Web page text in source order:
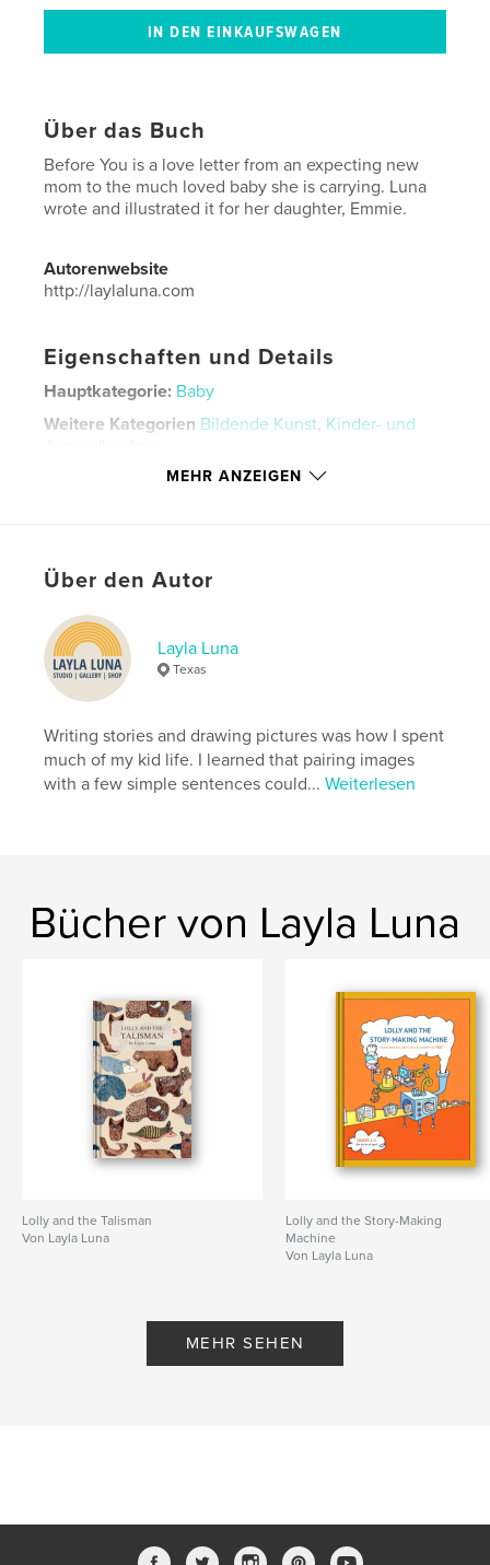
Über das Buch
Before You is a love letter from an expecting new
mom to the much loved baby she is carrying. Luna
wrote and illustrated it for her daughter, Emmie.
Autorenwebsite
http://laylaluna.com
Eigenschaften und Details
Hauptkategorie: Baby
Weitere Kategorien Bildende Kunst, Kinder- und
Jugendbücher
13×20 cm
Veröffentlichungsdatum:
SpracheEnglish
Schlüsselwörter
animals
MEHR ANZEIGEN
Über den Autor
Layla Luna
Texas
Writing stories and drawing pictures was how I spent
much of my kid life. I learned that pairing images
with a few simple sentences could...Weiterlesen
Bücher von Layla Luna
Lolly and the Talisman
Von Layla Luna
Lolly and the Story-Making
Machine
Von Layla Luna
MEHR SEHEN